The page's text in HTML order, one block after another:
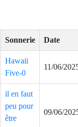
Sonnerie Date
Hawaii
Five-0
11/06/
il en faut
peu pour
être
09/06/